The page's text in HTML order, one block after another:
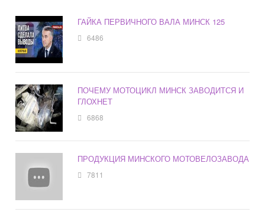
ГАЙКА ПЕРВИЧНОГО ВАЛА МИНСК 125
6486
ПОЧЕМУ МОТОЦИКЛ МИНСК ЗАВОДИТСЯ И
ГЛОХНЕТ
6868
ПРОДУКЦИЯ МИНСКОГО МОТОВЕЛОЗАВОДА
7811